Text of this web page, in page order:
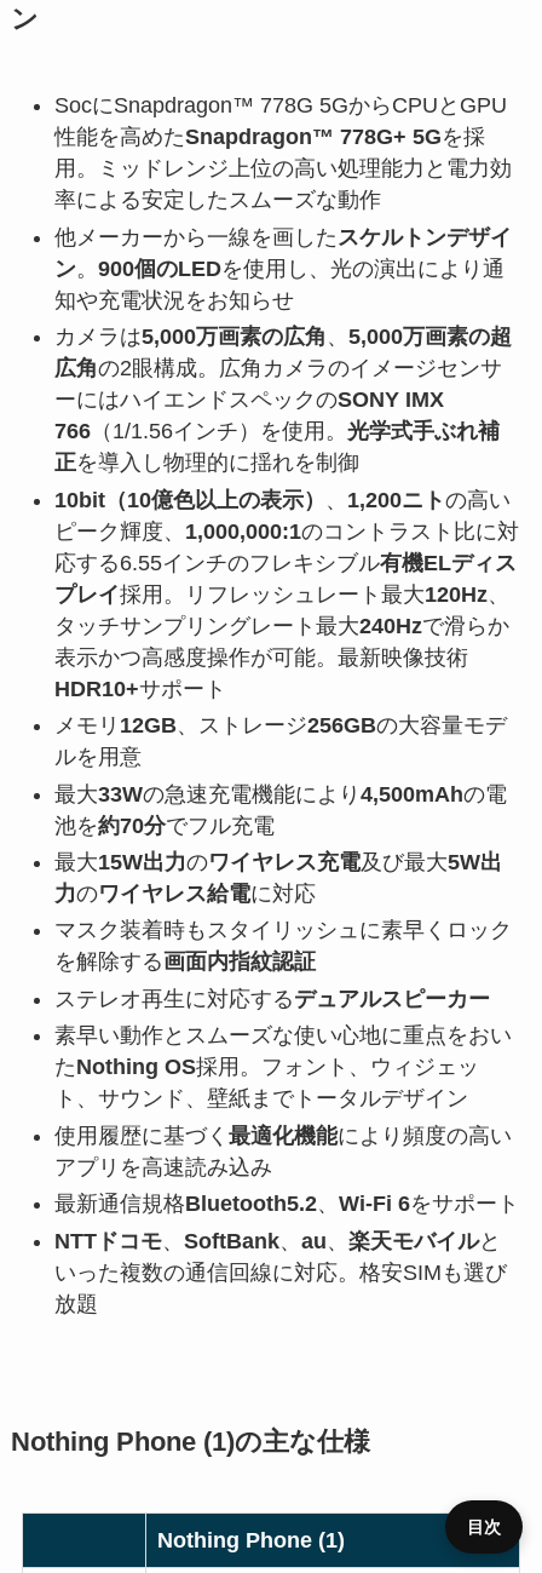
ン
SocにSnapdragon™ 778G 5GからCPUとGPU
性能を高めたSnapdragon™ 778G+ 5Gを採
用。ミッドレンジ上位の高い処理能力と電力効
率による安定したスムーズな動作
他メーカーから一線を画した スケルトンデザイ
ン。 900個のLEDを使用し、光の演出により通
知や充電状況をお知らせ
カメラは5,000万画素の広角 、 5,000万画素の超
広角の2眼構成。広角カメラのイメージセンサ
ーにはハイエンドスペックのSONY IMX
766（1/1.56インチ）を使用。 光学式手ぶれ補
正を導入し物理的に揺れを制御
10bit（10億色以上の表示）
、 1,200ニトの高い
ピーク輝度、 1,000,000:1のコントラスト比に対
応する6.55インチのフレキシブル有機ELディス
プレイ採用。リフレッシュレート最大120Hz、
タッチサンプリングレート最大240Hzで滑らか
表示かつ高感度操作が可能。最新映像技術
HDR10+サポート
メモリ 12GB、ストレージ256GBの大容量モデ
ルを用意
最大33Wの急速充電機能により 4,500mAhの電
池を約70分でフル充電
最大15W出力のワイヤレス充電及び最大5W出
力のワイヤレス給電に対応
マスク装着時もスタイリッシュに素早くロック
を解除する画面内指紋認証
ステレオ再生に対応するデュアルスピーカー
素早い動作とスムーズな使い心地に重点をおい
たNothing OS採用。フォント、ウィジェッ
ト、サウンド、壁紙までトータルデザイン
使用履歴に基づく 最適化機能により頻度の高い
アプリを高速読み込み
最新通信規格Bluetooth5.2、 Wi-Fi 6をサポート
NTTドコモ、 SoftBank、 au、 楽天モバイルと
いった複数の通信回線に対応。格安SIMも選び
放題
Nothing Phone (1)の主な仕様
Nothing Phone (1)
目次